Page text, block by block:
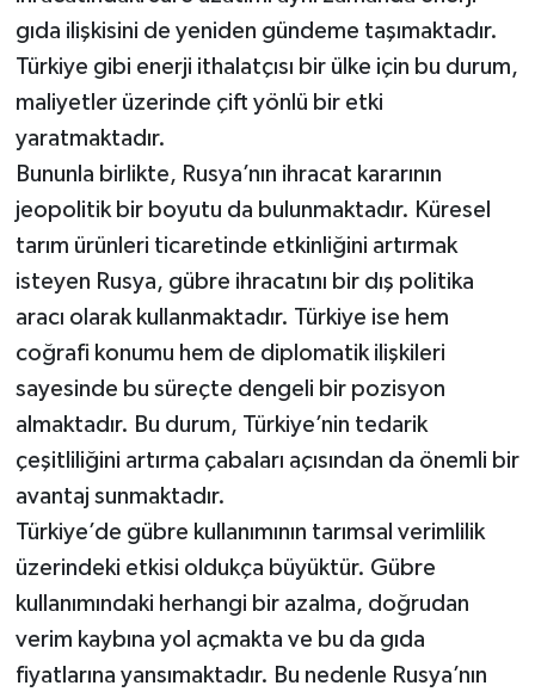
gıda ilişkisini de yeniden gündeme taşımaktadır.
Türkiye gibi enerji ithalatçısı bir ülke için bu durum,
maliyetler üzerinde çift yönlü bir etki
yaratmaktadır.
Bununla birlikte, Rusya’nın ihracat kararının
jeopolitik bir boyutu da bulunmaktadır. Küresel
tarım ürünleri ticaretinde etkinliğini artırmak
isteyen Rusya, gübre ihracatını bir dış politika
aracı olarak kullanmaktadır. Türkiye ise hem
coğrafi konumu hem de diplomatik ilişkileri
sayesinde bu süreçte dengeli bir pozisyon
almaktadır. Bu durum, Türkiye’nin tedarik
çeşitliliğini artırma çabaları açısından da önemli bir
avantaj sunmaktadır.
Türkiye’de gübre kullanımının tarımsal verimlilik
üzerindeki etkisi oldukça büyüktür. Gübre
kullanımındaki herhangi bir azalma, doğrudan
verim kaybına yol açmakta ve bu da gıda
fiyatlarına yansımaktadır. Bu nedenle Rusya’nın